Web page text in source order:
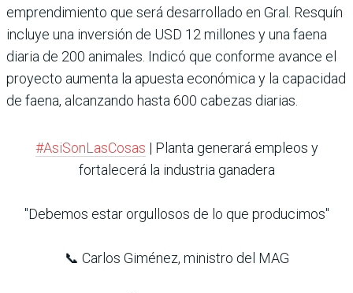
emprendimiento que será desarrollado en Gral. Resquín
incluye una inversión de USD 12 millones y una faena
diaria de 200 animales. Indicó que conforme avance el
proyecto aumenta la apuesta económica y la capacidad
de faena, alcanzando hasta 600 cabezas diarias.
#AsiSonLasCosas | Planta generará empleos y
fortalecerá la industria ganadera
"Debemos estar orgullosos de lo que producimos"
📞 Carlos Giménez, ministro del MAG